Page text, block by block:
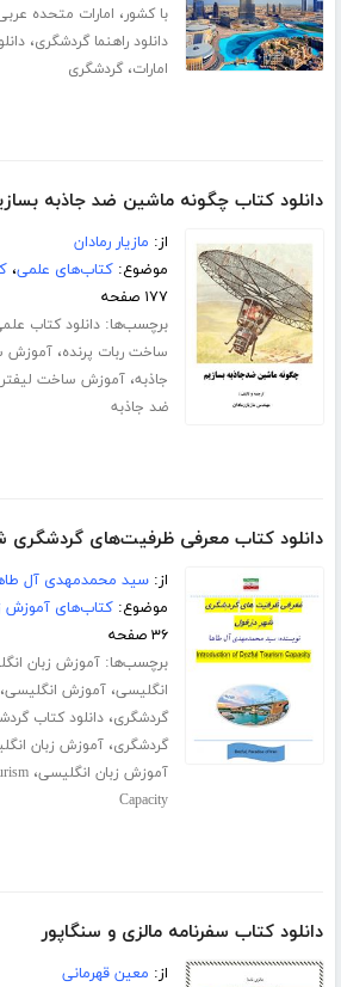
با کشور، امارات متحده
دانلود راهنما گردشگری،
امارات،گردشگری
دانلود کتاب چگونه ماشین ضد جاذبه
از: مازیار رمادان
موضوع:کتاب‌های علمی،
۱۷۷ صفحه
برچسب‌ها:دانلود کتاب
ساخت ربات پرنده،آموزش
جاذبه،آموزش ساخت لیفتر
ضد جاذبه
دانلود کتاب معرفی ظرفیت‌های گردشگری
از:سید محمدمهدی آل
موضوع:کتاب‌های آموزش
۳۶ صفحه
برچسب‌ها:آموزش زبان
انگلیسی،آموزش انگلیسی،
گردشگری،دانلود کتاب
گردشگری،آموزش زبان
آموزش زبان انگلیسی،
Capacity
دانلود کتاب سفرنامه مالزی و سنگاپور
از: معین قهرمانی